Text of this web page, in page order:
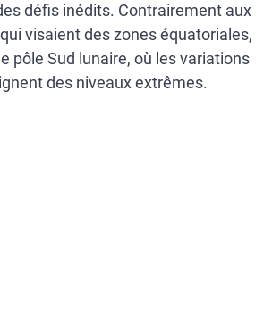
défis inédits. Contrairement aux
visaient des zones équatoriales,
pôle Sud lunaire, où les variations
des niveaux extrêmes.